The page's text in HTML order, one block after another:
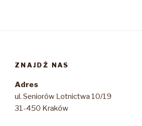
ZNAJDŹ NAS
Adres
ul. Seniorów Lotnictwa 10/19
31-450 Kraków